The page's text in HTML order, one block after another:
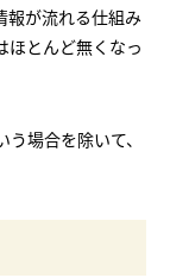
報が流れる仕組み
ほとんど無くなっ
場合を除いて、